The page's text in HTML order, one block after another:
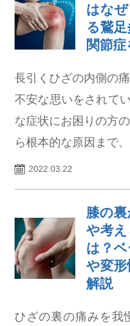
はな
る鵞
関節
長引くひざの内側の
不安な思いをされて
な症状にお困りの方
ら根本的な原因まで
2022.03.22
膝の裏
や考
は？
や変形
解説
ひざの裏の痛みを我